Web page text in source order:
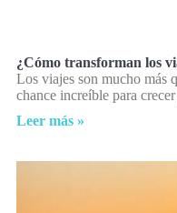
¿Cómo transforman los
Los viajes son mucho más
chance increíble para
Leer más »